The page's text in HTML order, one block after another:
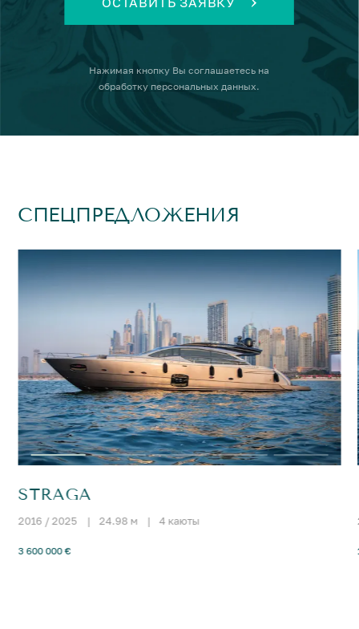
Нажимая кнопку Вы соглашаетесь на
обработку персональных данных.
СПЕЦПРЕДЛОЖЕНИЯ
STRAGA
2016 / 2025 | 24.98 м | 4 каюты
3 600 000 €